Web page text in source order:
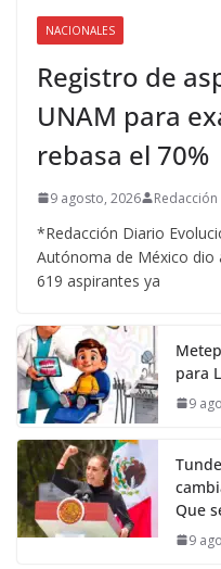
NACIONALES
Registro de
UNAM para
rebasa el 70%
9 agosto, 2026
*Redacción Diario
Autónoma de México dio
619 aspirantes ya
para
9
Que
9